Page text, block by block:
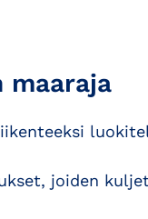
maaraja
joiden